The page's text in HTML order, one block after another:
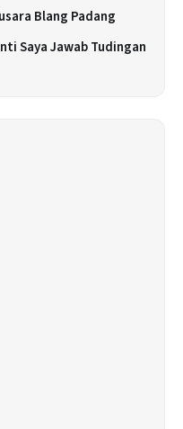
Blang Padang
Saya Jawab Tudingan